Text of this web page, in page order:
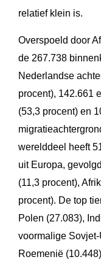
relatief klein is.
Overspoeld door
de 267.738
Nederlandse
procent), 142.661
(53,3 procent) en
werelddeel heeft
uit Europa,
(11,3 procent),
procent). De top
Polen (27.083),
voormalige
Roemenië